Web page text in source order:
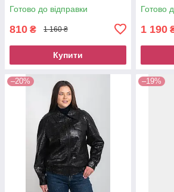
Готово до відправки
810 ₴ 1 160 ₴
Купити
Готово
1 190
–20% –19%